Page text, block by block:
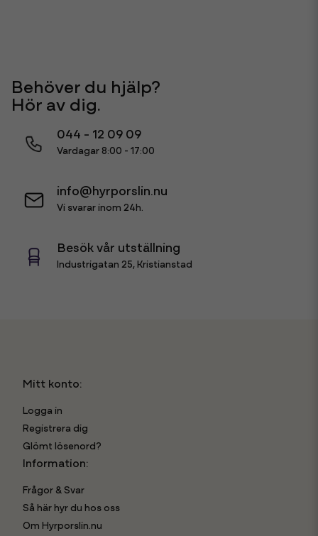
Behöver du hjälp?
Hör av dig.
044 - 12 09 09
Vardagar 8:00 - 17:00
info@hyrporslin.nu
Vi svarar inom 24h.
Besök vår utställning
Industrigatan 25, Kristianstad
Mitt konto:
Logga in
Registrera dig
Glömt lösenord?
Information:
Frågor & Svar
Så här hyr du hos oss
Om Hyrporslin.nu